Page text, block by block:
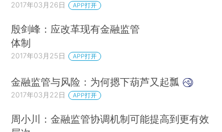
2017年03月26日 APP打开
殷剑峰：应改革现有金融监管
体制
2017年03月25日 APP打开
金融监管与风险：为何摁下葫芦又起瓢
2017年03月22日 APP打开
周小川：金融监管协调机制可能提高到更有效